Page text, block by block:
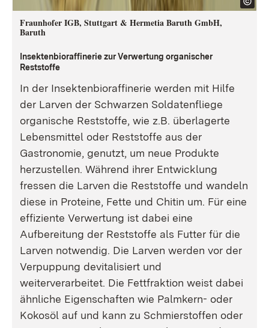
Fraunhofer IGB, Stuttgart & Hermetia Baruth GmbH,
Baruth
Insektenbioraffinerie zur Verwertung organischer
Reststoffe
In der Insektenbioraffinerie werden mit Hilfe
der Larven der Schwarzen Soldatenfliege
organische Reststoffe, wie z.B. überlagerte
Lebensmittel oder Reststoffe aus der
Gastronomie, genutzt, um neue Produkte
herzustellen. Während ihrer Entwicklung
fressen die Larven die Reststoffe und wandeln
diese in Proteine, Fette und Chitin um. Für eine
effiziente Verwertung ist dabei eine
Aufbereitung der Reststoffe als Futter für die
Larven notwendig. Die Larven werden vor der
Verpuppung devitalisiert und
weiterverarbeitet. Die Fettfraktion weist dabei
ähnliche Eigenschaften wie Palmkern- oder
Kokosöl auf und kann zu Schmierstoffen oder